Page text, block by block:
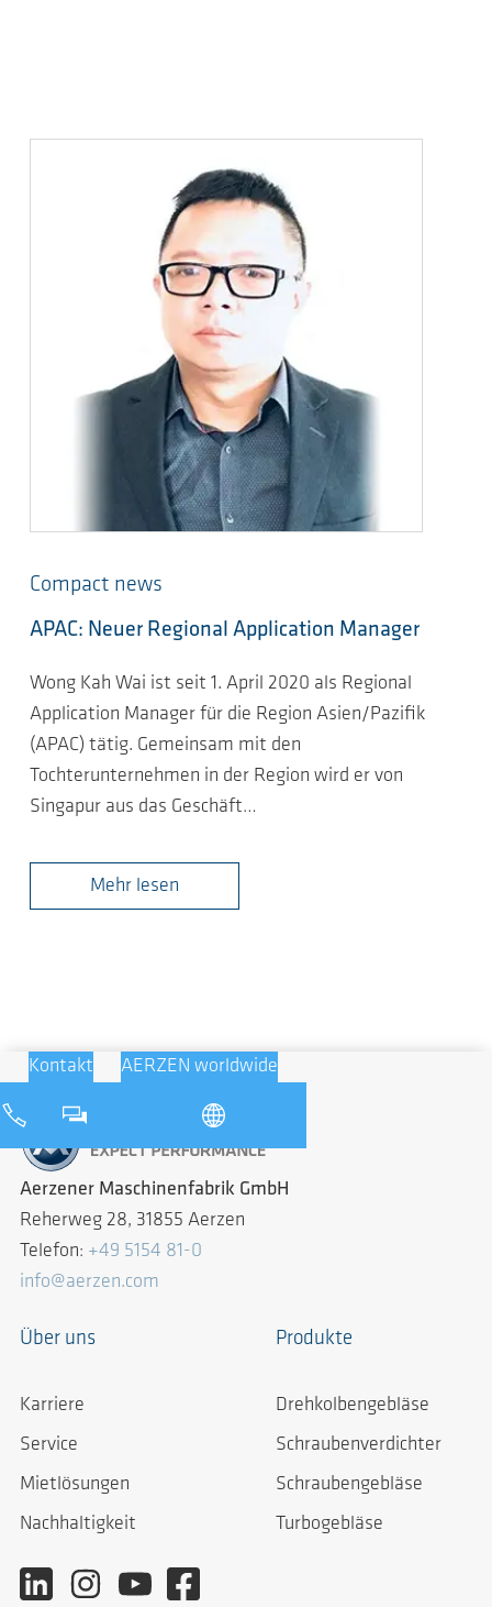
Compact news
APAC: Neuer Regional Application Manager
Wong Kah Wai ist seit 1. April 2020 als Regional
Application Manager für die Region Asien/Pazifik
(APAC) tätig. Gemeinsam mit den
Tochterunternehmen in der Region wird er von
Singapur aus das Geschäft…
Mehr lesen
Kontakt AERZEN worldwide
Aerzener Maschinenfabrik GmbH
Reherweg 28, 31855 Aerzen
Telefon: +49 5154 81-0
info@aerzen.com
Über uns
Karriere
Service
Mietlösungen
Nachhaltigkeit
Produkte
Drehkolbengebläse
Schraubenverdichter
Schraubengebläse
Turbogebläse